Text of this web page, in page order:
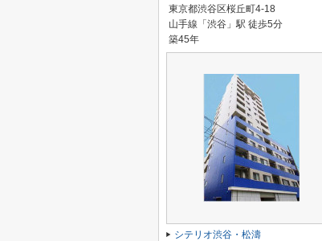
東京都渋谷区桜丘町4-18
山手線「渋谷」駅 徒歩5分
築45年
シテリオ渋谷・松濤